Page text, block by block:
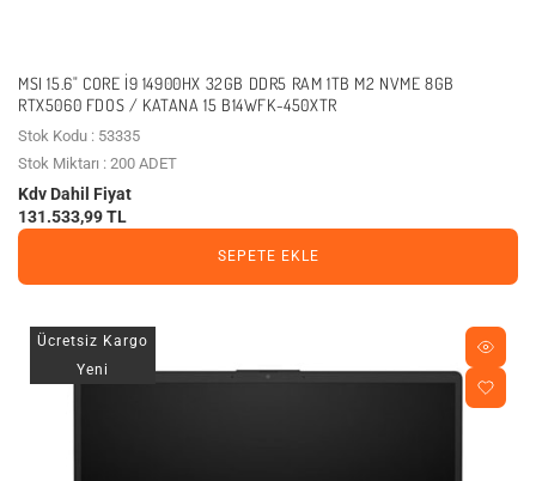
MSI 15.6" CORE I9 14900HX 32GB DDR5 RAM 1TB M2 NVME 8GB
RTX5060 FDOS / KATANA 15 B14WFK-450XTR
Stok Kodu : 53335
Stok Miktarı : 200 ADET
Kdv Dahil Fiyat
131.533,99 TL
SEPETE EKLE
Ücretsiz Kargo
Yeni